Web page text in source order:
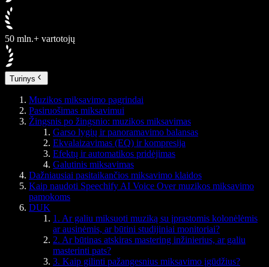
50 mln.+ vartotojų
Turinys
Muzikos miksavimo pagrindai
Pasiruošimas miksavimui
Žingsnis po žingsnio: muzikos miksavimas
Garso lygių ir panoramavimo balansas
Ekvalaizavimas (EQ) ir kompresija
Efektų ir automatikos pridėjimas
Galutinis miksavimas
Dažniausiai pasitaikančios miksavimo klaidos
Kaip naudoti Speechify AI Voice Over muzikos miksavimo
pamokoms
DUK
1. Ar galiu miksuoti muziką su įprastomis kolonėlėmis
ar ausinėmis, ar būtini studijiniai monitoriai?
2. Ar būtinas atskiras mastering inžinierius, ar galiu
masterinti pats?
3. Kaip gilinti pažangesnius miksavimo įgūdžius?